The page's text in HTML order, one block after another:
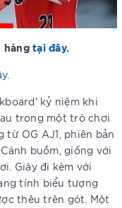
hàng tại đây.
.
kỷ niệm khi
trong một trò chơi
từ OG AJ1, phiên bản
buồm, giống với
Giày đi kèm với
tính biểu tượng
thêu trên gót. Một